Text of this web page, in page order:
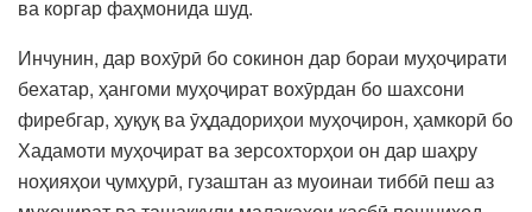
ва коргар фаҳмонида шуд.
Инчунин, дар вохӯрӣ бо сокинон дар бораи муҳоҷирати
бехатар, ҳангоми муҳоҷират вохӯрдан бо шахсони
фиребгар, ҳуқуқ ва ӯҳдадориҳои муҳоҷирон, ҳамкорӣ бо
Хадамоти муҳоҷират ва зерсохторҳои он дар шаҳру
ноҳияҳои ҷумҳурӣ, гузаштан аз муоинаи тиббӣ пеш аз